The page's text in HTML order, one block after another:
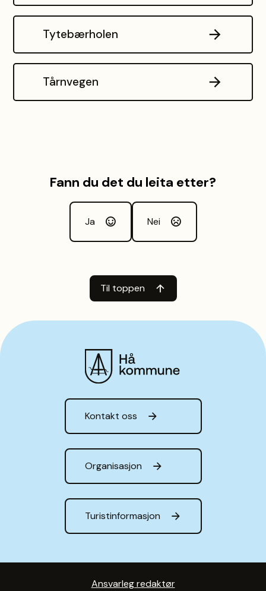
Tytebærholen
Tårnvegen
Fann du det du leita etter?
Ja Nei
Til toppen
Kontakt oss
Organisasjon
Turistinformasjon
Ansvarleg redaktør